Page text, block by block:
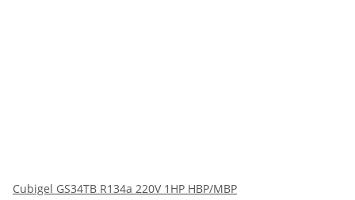
Cubigel GS34TB R134a 220V 1HP HBP/MBP